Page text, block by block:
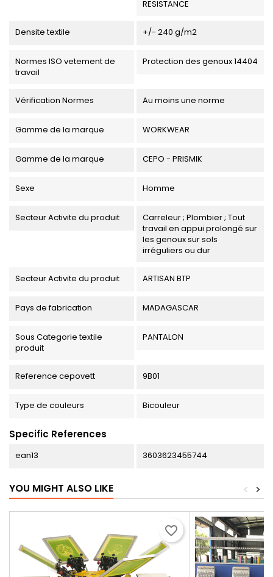
RESISTANCE
Densite textile +/- 240 g/m2
Normes ISO vetement de
travail
Protection des genoux 14404
Vérification Normes Au moins une norme
Gamme de la marque WORKWEAR
Gamme de la marque CEPO - PRISMIK
Sexe Homme
Secteur Activite du produit
Carreleur ; Plombier ; Tout
travail en appui prolongé sur
les genoux sur sols
irréguliers ou dur
Secteur Activite du produit ARTISAN BTP
Pays de fabrication MADAGASCAR
Sous Categorie textile
produit
PANTALON
Reference cepovett 9B01
Type de couleurs Bicouleur
Specific References
ean13 3603623455744
YOU MIGHT ALSO LIKE >
<
favorite_border